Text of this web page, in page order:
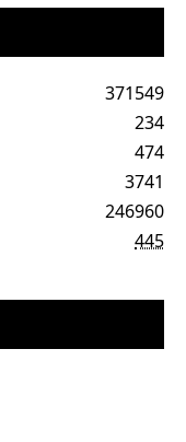
371549
234
474
3741
246960
445